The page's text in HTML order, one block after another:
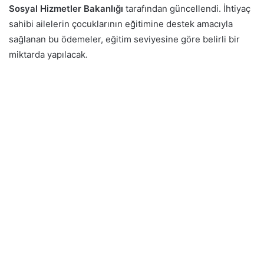
Sosyal Hizmetler Bakanlığı tarafından güncellendi. İhtiyaç
sahibi ailelerin çocuklarının eğitimine destek amacıyla
sağlanan bu ödemeler, eğitim seviyesine göre belirli bir
miktarda yapılacak.